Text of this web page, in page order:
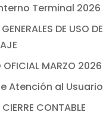
Terminal 2026
DE USO DE
MARZO 2026
Atención al Usuario
CONTABLE